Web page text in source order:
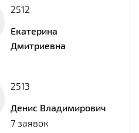
2512
Екатерина
Дмитриевна
2513
Денис Владимирович
7 заявок